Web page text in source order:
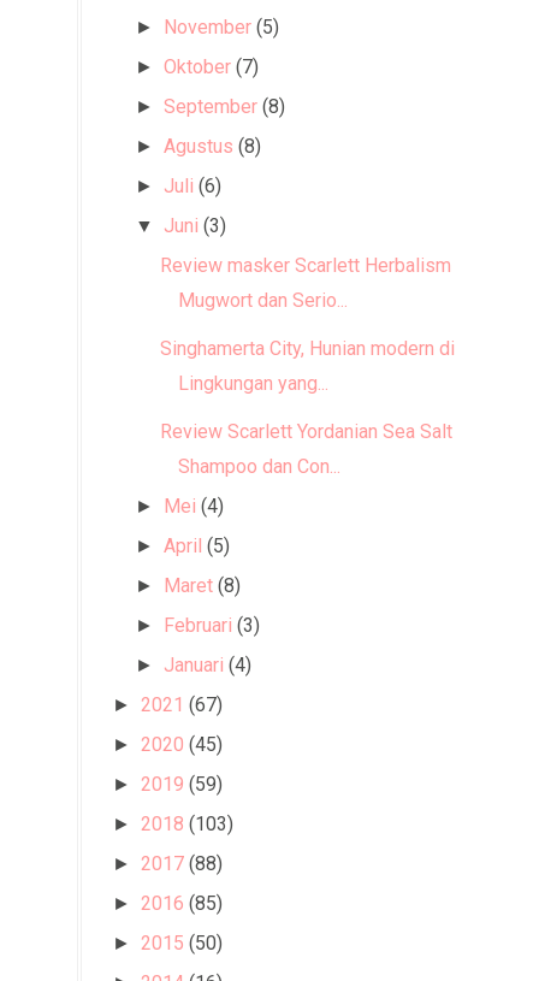
► November (5)
►Oktober (7)
►September (8)
►Agustus (8)
► Juli (6)
▼ Juni (3)
Review masker Scarlett Herbalism
Mugwort dan Serio...
Singhamerta City, Hunian modern di
Lingkungan yang...
Review Scarlett Yordanian Sea Salt
Shampoo dan Con...
► Mei (4)
►April (5)
► Maret (8)
► Februari (3)
► Januari (4)
► 2021 (67)
► 2020 (45)
► 2019 (59)
► 2018 (103)
► 2017 (88)
► 2016 (85)
► 2015 (50)